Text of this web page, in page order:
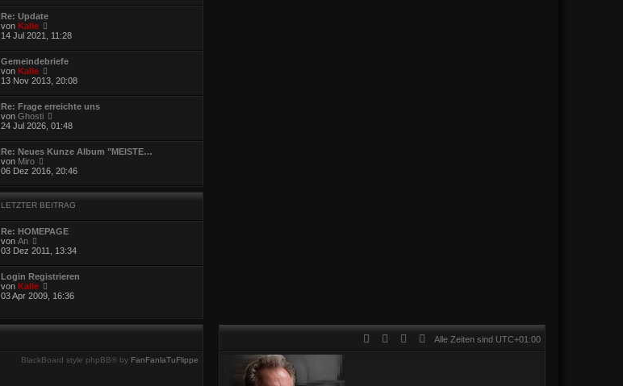
t
e
i
t
r
g
Re: Update
vonKalle
e
e
s
e
e
i
t
r
a
14 Jul 2021, 11:28
Gemeindebriefe
vonKalle
e
e
s
t
e
B
e
i
t
r
a
g
13 Nov 2013, 20:08
Re: Frage erreichte uns
vonGhosti
e
e
s
e
B
e
t
r
g
24 Jul 2026, 01:48
Re: Neues Kunze Album "MEISTE…
von Miro
e
e
s
t
r
B
e
i
t
r
a
g
06 Dez 2016, 20:46
LETZTER BEITRAG
Re: HOMEPAGE
vonAn
e
e
s
e
B
e
r
a
03 Dez 2011, 13:34
Login Registrieren
vonKalle
e
s
r
B
03 Apr 2009, 16:36
Alle Zeiten sind UTC+01:00
BlackBoard style phpBB® by FanFanlaTuFlippe